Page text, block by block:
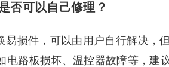
否可以自己修理？
损件，可以由用户自行解决，
路板损坏、温控器故障等，建